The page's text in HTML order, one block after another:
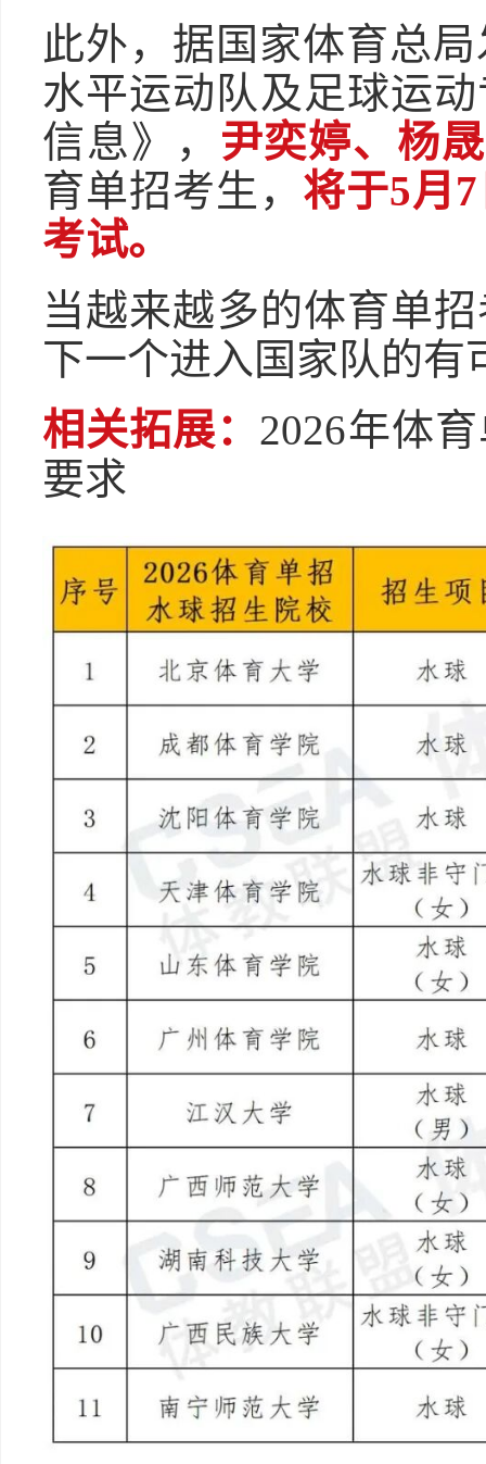
此外，据国家体育总
水平运动队及足球运
信息》， 尹奕婷、杨
育单招考生， 将于5月
考试。
当越来越多的体育单
下一个进入国家队的有
相关拓展： 2026年体
要求